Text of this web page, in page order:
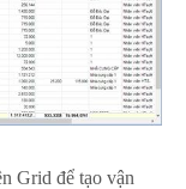
Grid để tạo vận